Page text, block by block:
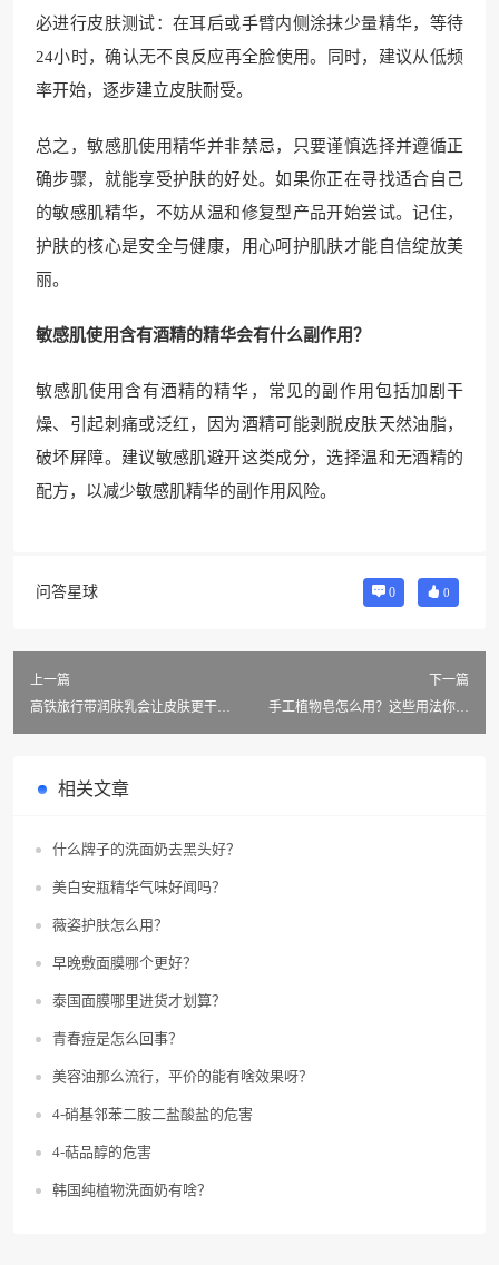
必进行皮肤测试：在耳后或手臂内侧涂抹少量精华，等待
24小时，确认无不良反应再全脸使用。同时，建议从低频
率开始，逐步建立皮肤耐受。
总之，敏感肌使用精华并非禁忌，只要谨慎选择并遵循正
确步骤，就能享受护肤的好处。如果你正在寻找适合自己
的敏感肌精华，不妨从温和修复型产品开始尝试。记住，
护肤的核心是安全与健康，用心呵护肌肤才能自信绽放美
丽。
敏感肌使用含有酒精的精华会有什么副作用？
敏感肌使用含有酒精的精华，常见的副作用包括加剧干
燥、引起刺痛或泛红，因为酒精可能剥脱皮肤天然油脂，
破坏屏障。建议敏感肌避开这类成分，选择温和无酒精的
配方，以减少敏感肌精华的副作用风险。
问答星球 0 0
上一篇
高铁旅行带润肤乳会让皮肤更干燥
下一篇
手工植物皂怎么用？这些用法你一
相关文章
什么牌子的洗面奶去黑头好？
美白安瓶精华气味好闻吗？
薇姿护肤怎么用？
早晚敷面膜哪个更好？
泰国面膜哪里进货才划算？
青春痘是怎么回事？
美容油那么流行，平价的能有啥效果呀？
4-硝基邻苯二胺二盐酸盐的危害
4-萜品醇的危害
韩国纯植物洗面奶有啥？